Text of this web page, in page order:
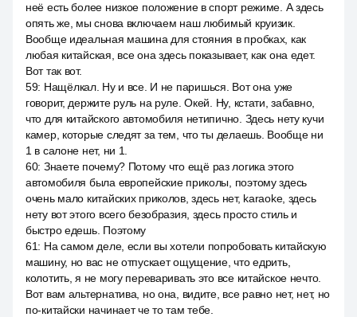
неё есть более низкое положение в спорт режиме. А здесь
опять же, мы снова включаем наш любимый круизик.
Вообще идеальная машина для стояния в пробках, как
любая китайская, все она здесь показывает, как она едет.
Вот так вот.
59: Нащёлкал. Ну и все. И не паришься. Вот она уже
говорит, держите руль на руле. Окей. Ну, кстати, забавно,
что для китайского автомобиля нетипично. Здесь нету кучи
камер, которые следят за тем, что ты делаешь. Вообще ни
1 в салоне нет, ни 1.
60: Знаете почему? Потому что ещё раз логика этого
автомобиля была европейские приколы, поэтому здесь
очень мало китайских приколов, здесь нет, karaoke, здесь
нету вот этого всего безобразия, здесь просто стиль и
быстро едешь. Поэтому
61: На самом деле, если вы хотели попробовать китайскую
машину, но вас не отпускает ощущение, что едрить,
колотить, я не могу переваривать это все китайское нечто.
Вот вам альтернатива, но она, видите, все равно нет, нет, но
по-китайски начинает че то там тебе.